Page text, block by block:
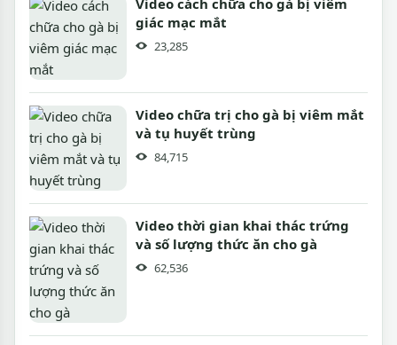
giác mạc mắt
23,285
Video chữa trị cho gà bị viêm mắt
và tụ huyết trùng
84,715
Video thời gian khai thác trứng
và số lượng thức ăn cho gà
62,536